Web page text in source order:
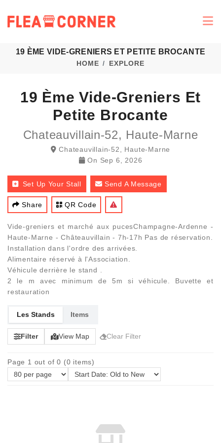
19 ÈME VIDE-GRENIERS ET PETITE BROCANTE
HOME EXPLORE
19 Ème Vide-Greniers Et
Petite Brocante
Chateauvillain-52, Haute-Marne
Chateauvillain-52, Haute-Marne
On Sep 6, 2026
Set Up Your Stall Send A Message
Share QR Code
Vide-greniers et marché aux pucesChampagne-Ardenne -
Haute-Marne - Châteauvillain - 7h-17h Pas de réservation.
Installation dans l'ordre des arrivées.
Alimentaire réservé à l'Association.
Véhicule derrière le stand .
2 le m avec minimum de 5m si véhicule. Buvette et
restauration
Les Stands Items
Filter View Map Clear Filter
Page 1 out of 0 (0 items)